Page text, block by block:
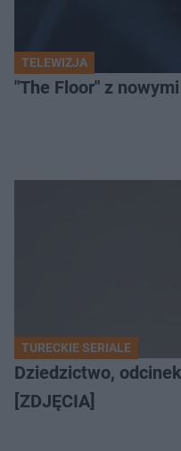
TELEWIZJA
"The Floor" z
TURECKIE SERIALE
Dziedzictwo,
[ZDJĘCIA]